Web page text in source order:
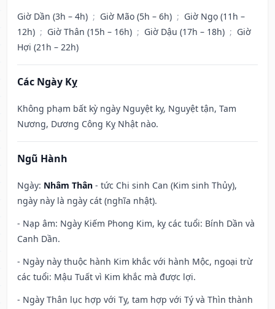
Giờ Dần (3h – 4h) ; Giờ Mão (5h – 6h) ; Giờ Ngọ (11h –
12h) ; Giờ Thân (15h – 16h) ; Giờ Dậu (17h – 18h) ; Giờ
Hợi (21h – 22h)
Các Ngày Kỵ
Không phạm bất kỳ ngày Nguyệt kỵ, Nguyệt tận, Tam
Nương, Dương Công Kỵ Nhật nào.
Ngũ Hành
Ngày: Nhâm Thân - tức Chi sinh Can (Kim sinh Thủy),
ngày này là ngày cát (nghĩa nhật).
- Nạp âm: Ngày Kiếm Phong Kim, kỵ các tuổi: Bính Dần và
Canh Dần.
- Ngày này thuộc hành Kim khắc với hành Mộc, ngoại trừ
các tuổi: Mậu Tuất vì Kim khắc mà được lợi.
- Ngày Thân lục hợp với Tỵ, tam hợp với Tý và Thìn thành